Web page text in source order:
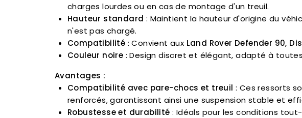
charges lourdes ou en cas de montage d'un treuil.
Hauteur standard : Maintient la hauteur d'origine du
n'est pas chargé.
Compatibilité : Convient aux Land Rover Defender 90,
Couleur noire : Design discret et élégant, adapté à
Avantages :
Compatibilité avec pare-chocs et treuil : Ces ressorts
renforcés, garantissant ainsi une suspension stable et
Robustesse et durabilité : Idéals pour les conditions